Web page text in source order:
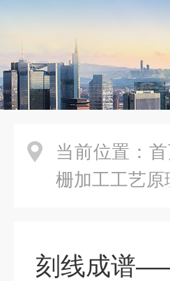
当前位置：
栅加工工艺
刻线成谱